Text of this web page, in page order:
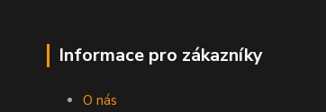
Informace pro zákazníky
O nás